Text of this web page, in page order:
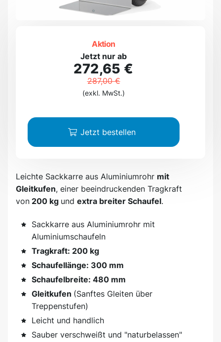
Aktion
Jetzt nur ab
272,65 €
287,00 €
(exkl. MwSt.)
Jetzt bestellen
Leichte Sackkarre aus Aluminiumrohr mit
Gleitkufen, einer beeindruckenden Tragkraft
von 200 kg und extra breiter Schaufel.
Sackkarre aus Aluminiumrohr mit
Aluminiumschaufeln
Tragkraft: 200 kg
Schaufellänge: 300 mm
Schaufelbreite: 480 mm
Gleitkufen (Sanftes Gleiten über
Treppenstufen)
Leicht und handlich
Sauber verschweißt und "naturbelassen"